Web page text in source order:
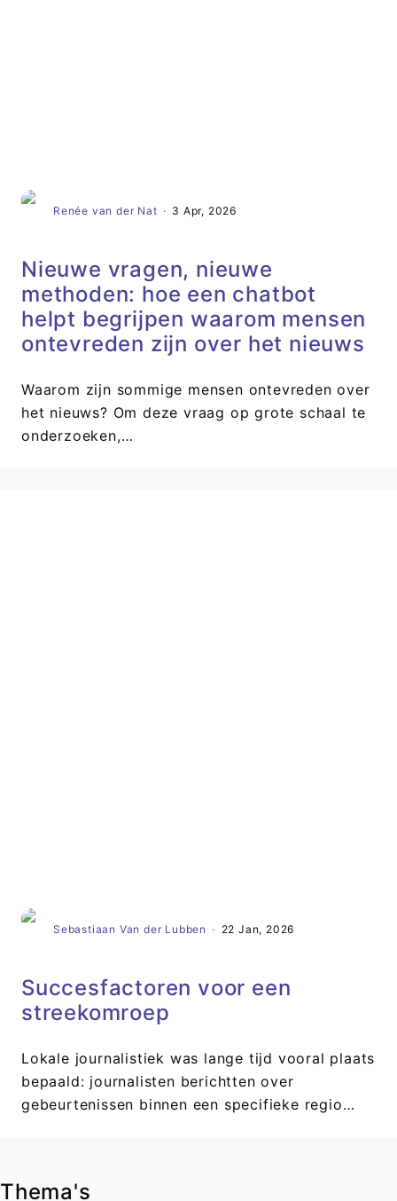
Renée van der Nat · 3 Apr, 2026
Nieuwe vragen, nieuwe
methoden: hoe een chatbot
helpt begrijpen waarom mensen
ontevreden zijn over het nieuws
Waarom zijn sommige mensen ontevreden over
het nieuws? Om deze vraag op grote schaal te
onderzoeken,…
Sebastiaan Van der Lubben · 22 Jan, 2026
Succesfactoren voor een
streekomroep
Lokale journalistiek was lange tijd vooral plaats
bepaald: journalisten berichtten over
gebeurtenissen binnen een specifieke regio…
Thema's